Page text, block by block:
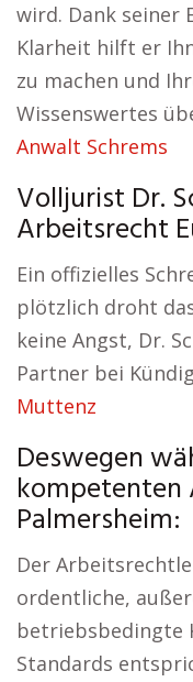
wird. Dank seiner
Klarheit hilft er
zu machen und
Wissenswertes
Anwalt Schrems
Volljurist Dr.
Arbeitsrecht
Ein offizielles
plötzlich droht
keine Angst, Dr.
Partner bei
Muttenz
Deswegen
kompetenten
Palmersheim:
Der
ordentliche,
betriebsbedingte
Standards